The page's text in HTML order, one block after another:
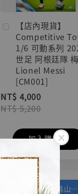
【店內現貨】
Competitive
1/6 可動系列
世足 阿根廷隊
Lionel Messi
[CM001]
NT$ 4,000
NT$ 5,200
加入購物車
加購優惠【悟空 鳥山明紀念款 [奇蹟工作室]】